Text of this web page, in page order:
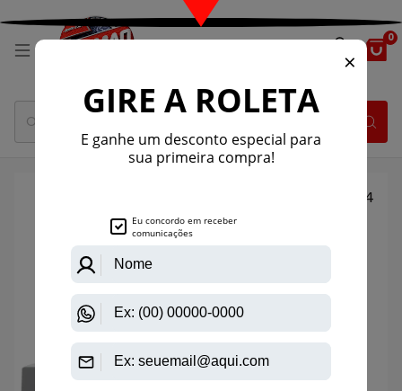
0
14